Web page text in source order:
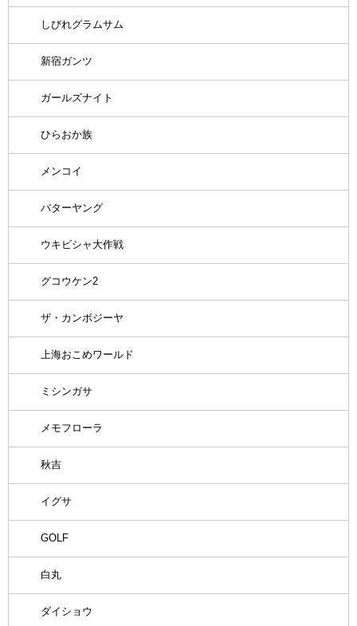
しびれグラムサム
新宿ガンツ
ガールズナイト
ひらおか族
メンコイ
バターヤング
ウキビシャ大作戦
グコウケン2
ザ・カンボジーヤ
上海おこめワールド
ミシンガサ
メモフローラ
秋吉
イグサ
GOLF
白丸
ダイショウ